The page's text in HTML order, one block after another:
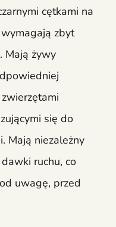
cętkami na
wymagają zbyt
Mają żywy
się do
Mają niezależny
ruchu, co
uwagę, przed